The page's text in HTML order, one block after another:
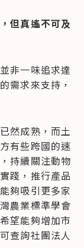
但真遙不可及
非一味追求達
需求來支持，
然成熟，而土
有些跨國的速
持續關注動物
踐，推行產品
夠吸引更多家
農業標準學會
望能夠增加市
查詢社團法人